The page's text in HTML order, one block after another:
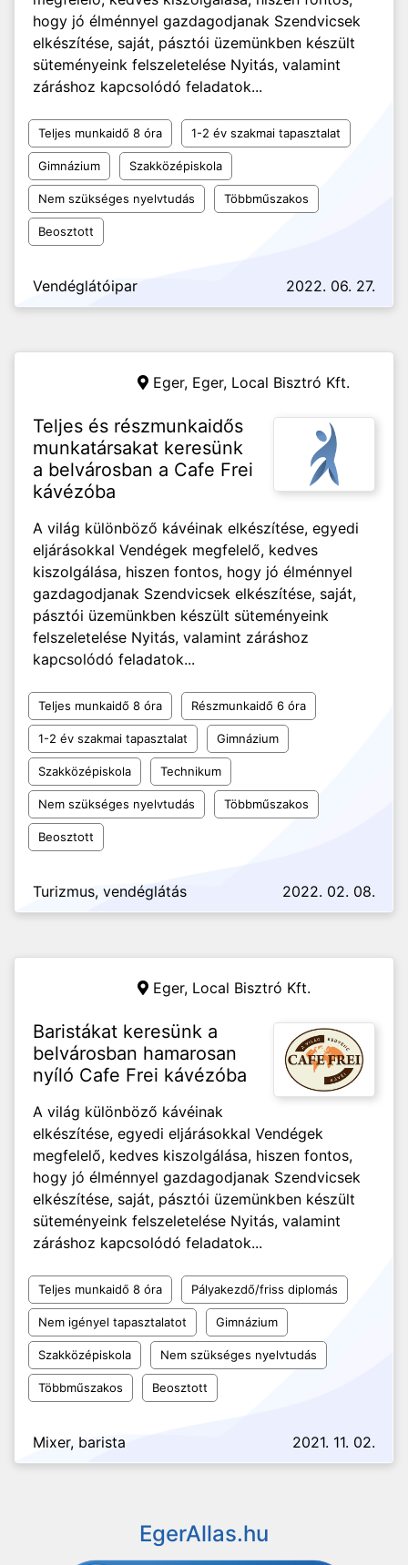
hogy jó élménnyel gazdagodjanak Szendvicsek
elkészítése, saját, pásztói üzemünkben készült
süteményeink felszeletelése Nyitás, valamint
záráshoz kapcsolódó feladatok...
Teljes munkaidő 8 óra 1-2 év szakmai tapasztalat
Gimnázium Szakközépiskola
Nem szükséges nyelvtudás Többműszakos
Beosztott
Vendéglátóipar 2022. 06. 27.
Eger, Eger, Local Bisztró Kft.
Teljes és részmunkaidős
munkatársakat keresünk
a belvárosban a Cafe Frei
kávézóba
A világ különböző kávéinak elkészítése, egyedi
eljárásokkal Vendégek megfelelő, kedves
kiszolgálása, hiszen fontos, hogy jó élménnyel
gazdagodjanak Szendvicsek elkészítése, saját,
pásztói üzemünkben készült süteményeink
felszeletelése Nyitás, valamint záráshoz
kapcsolódó feladatok...
Teljes munkaidő 8 óra Részmunkaidő 6 óra
1-2 év szakmai tapasztalat Gimnázium
Szakközépiskola Technikum
Nem szükséges nyelvtudás Többműszakos
Beosztott
Turizmus, vendéglátás 2022. 02. 08.
Eger, Local Bisztró Kft.
Baristákat keresünk a
belvárosban hamarosan
nyíló Cafe Frei kávézóba
A világ különböző kávéinak
elkészítése, egyedi eljárásokkal Vendégek
megfelelő, kedves kiszolgálása, hiszen fontos,
hogy jó élménnyel gazdagodjanak Szendvicsek
elkészítése, saját, pásztói üzemünkben készült
süteményeink felszeletelése Nyitás, valamint
záráshoz kapcsolódó feladatok...
Teljes munkaidő 8 óra Pályakezdő/friss diplomás
Nem igényel tapasztalatot Gimnázium
Szakközépiskola Nem szükséges nyelvtudás
Többműszakos Beosztott
Mixer, barista 2021. 11. 02.
EgerAllas.hu